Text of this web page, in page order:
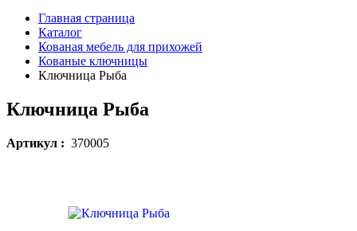
Главная страница
Каталог
Кованая мебель для прихожей
Кованые ключницы
Ключница Рыба
Ключница Рыба
Артикул : 370005